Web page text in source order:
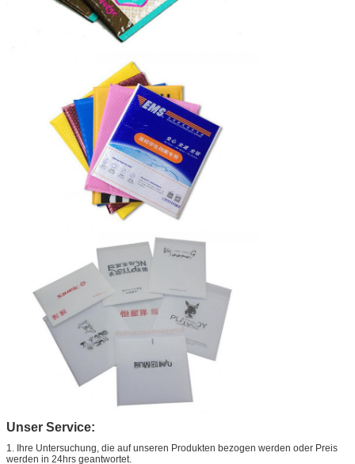
Unser Service:
1. Ihre Untersuchung, die auf unseren Produkten bezogen werden oder Preis
werden in 24hrs geantwortet.